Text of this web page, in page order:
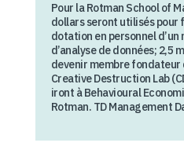
Pour la Rotman School of
dollars seront utilisés pour
dotation en personnel
d’analyse de données; 2,5
devenir membre fondateur
Creative Destruction Lab
iront à Behavioural
Rotman. TD Management